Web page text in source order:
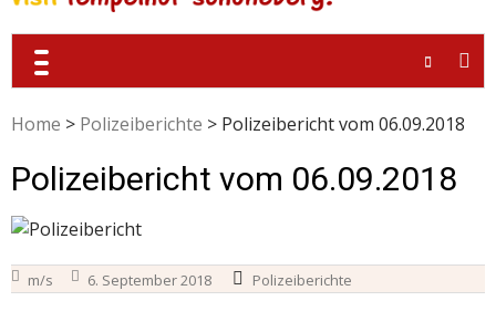
Home > Polizeiberichte > Polizeibericht vom 06.09.2018
Polizeibericht vom 06.09.2018
m/s 6. September 2018 Polizeiberichte